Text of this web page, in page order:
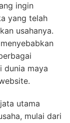
ingin
yang telah
usahanya.
dunia maya
utama
mulai dari